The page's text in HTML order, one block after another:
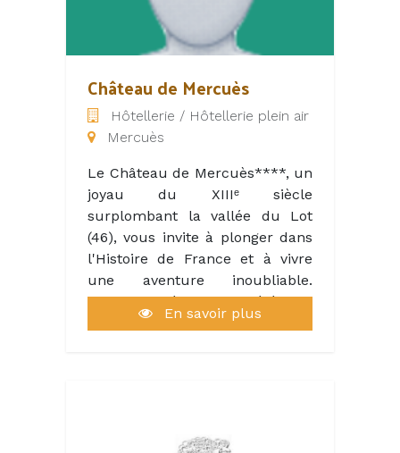
de la formation.
Château de Mercuès
Hôtellerie / Hôtellerie plein air
Mercuès
Le Château de Mercuès****, un
joyau du XIIIᵉ siècle
surplombant la vallée du Lot
(46), vous invite à plonger dans
l'Histoire de France et à vivre
une aventure inoubliable.
Ancienne résidence d'été des
comtes-évêques de Cahors, ce
En savoir plus